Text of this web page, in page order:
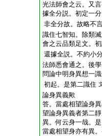
光法師會之云。又
據全分説。初定一
非全分故。故略不
識住七智知。除類
會之云品類足文。
還據全説。不約小
法師悉會通之。後
問論中明身異想一
初起。是第二識住
論身異義歟
答。當處相望論身
望論身異義者第二
異。何云身一哉。
當處相望身亦有異